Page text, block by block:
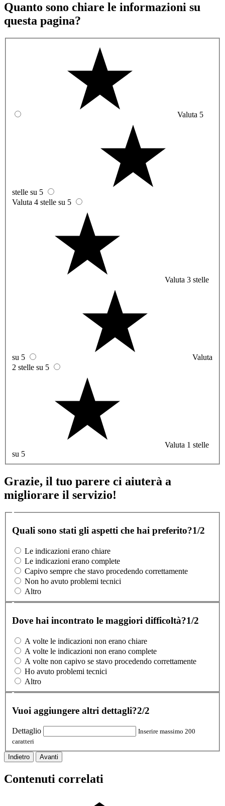
Quanto sono chiare le informazioni su
questa pagina?
Valuta 5
stelle su 5
Valuta 4 stelle su 5
Valuta 3 stelle
su 5
Valuta
2 stelle su 5
Valuta 1 stelle
su 5
Grazie, il tuo parere ci aiuterà a
migliorare il servizio!
Quali sono stati gli aspetti che hai preferito?1/2
Le indicazioni erano chiare
Le indicazioni erano complete
Capivo sempre che stavo procedendo correttamente
Non ho avuto problemi tecnici
Altro
Dove hai incontrato le maggiori difficoltà?1/2
A volte le indicazioni non erano chiare
A volte le indicazioni non erano complete
A volte non capivo se stavo procedendo correttamente
Ho avuto problemi tecnici
Altro
Vuoi aggiungere altri dettagli?2/2
Dettaglio
Inserire massimo 200
caratteri
Indietro Avanti
Contenuti correlati